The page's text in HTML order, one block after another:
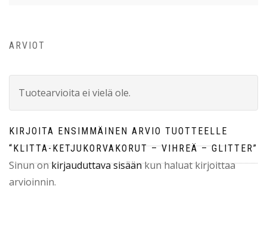
ARVIOT
Tuotearvioita ei vielä ole.
KIRJOITA ENSIMMÄINEN ARVIO TUOTTEELLE
“KLITTA-KETJUKORVAKORUT – VIHREÄ – GLITTER”
Sinun onkirjauduttava sisäänkun haluat kirjoittaa
arvioinnin.